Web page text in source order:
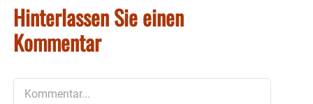
Hinterlassen Sie einen
Kommentar